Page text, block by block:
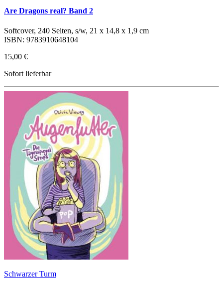
Are Dragons real? Band 2
Softcover, 240 Seiten, s/w, 21 x 14,8 x 1,9 cm
ISBN: 9783910648104
15,00 €
Sofort lieferbar
Schwarzer Turm